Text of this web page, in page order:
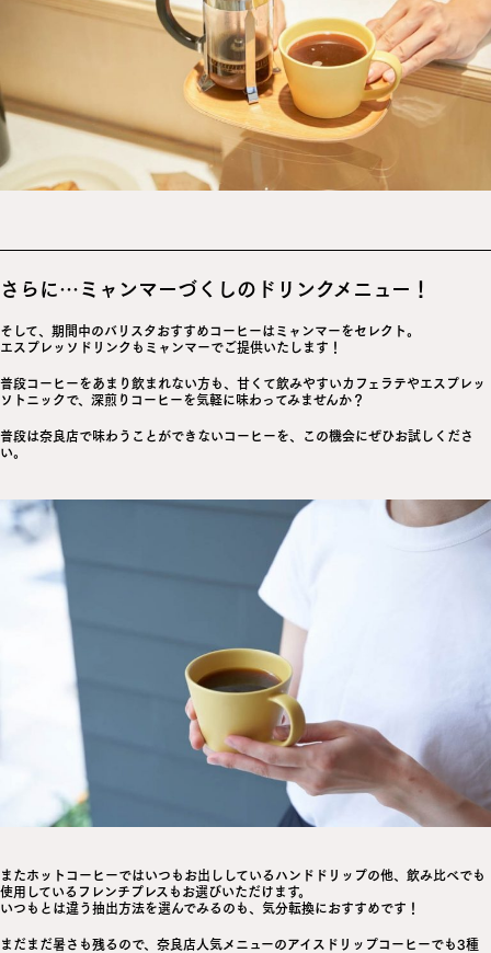
さらに…ミャンマーづくしのドリンクメニュー！
そして、期間中のバリスタおすすめコーヒーはミャンマーをセレクト。
エスプレッソドリンクもミャンマーでご提供いたします！
普段コーヒーをあまり飲まれない方も、甘くて飲みやすいカフェラテやエスプレッ
ソトニックで、深煎りコーヒーを気軽に味わってみませんか？
普段は奈良店で味わうことができないコーヒーを、この機会にぜひお試しくださ
い。
またホットコーヒーではいつもお出ししているハンドドリップの他、飲み比べでも
使用しているフレンチプレスもお選びいただけます。
いつもとは違う抽出方法を選んでみるのも、気分転換におすすめです！
まだまだ暑さも残るので、奈良店人気メニューのアイスドリップコーヒーでも3種